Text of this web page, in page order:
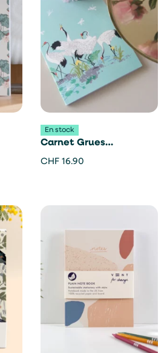
En stock
Carnet Grues
japonaises (A5) – Lümne
CHF 16.90